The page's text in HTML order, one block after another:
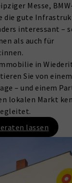
Messe,
die gute
interessant –
als auch für
in
Sie von
– und einem
lokalen Markt
lassen